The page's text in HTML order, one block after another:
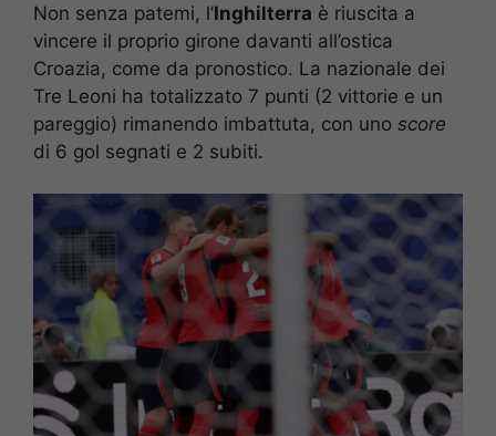
Non senza patemi, l’Inghilterra è riuscita a
vincere il proprio girone davanti all’ostica
Croazia, come da pronostico. La nazionale dei
Tre Leoni ha totalizzato 7 punti (2 vittorie e un
pareggio) rimanendo imbattuta, con uno score
di 6 gol segnati e 2 subiti.